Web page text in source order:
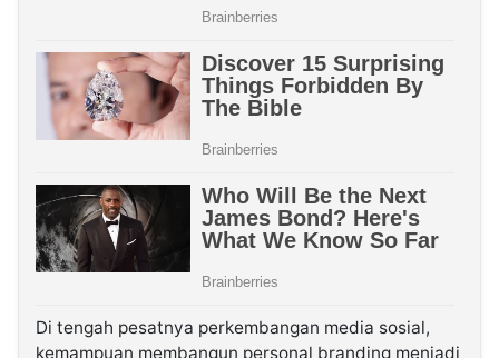
Di tengah pesatnya perkembangan media sosial,
kemampuan membangun personal branding menjadi